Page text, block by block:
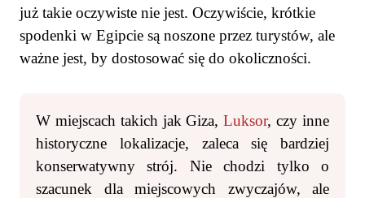
już takie oczywiste nie jest. Oczywiście, krótkie
spodenki w Egipcie są noszone przez turystów, ale
ważne jest, by dostosować się do okoliczności.
W miejscach takich jak Giza,Luksor, czy inne
historyczne lokalizacje, zaleca się bardziej
konserwatywny strój. Nie chodzi tylko o
szacunek dla miejscowych zwyczajów, ale